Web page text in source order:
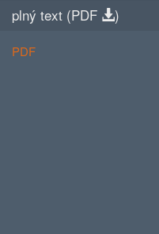
plný text (PDF )
PDF